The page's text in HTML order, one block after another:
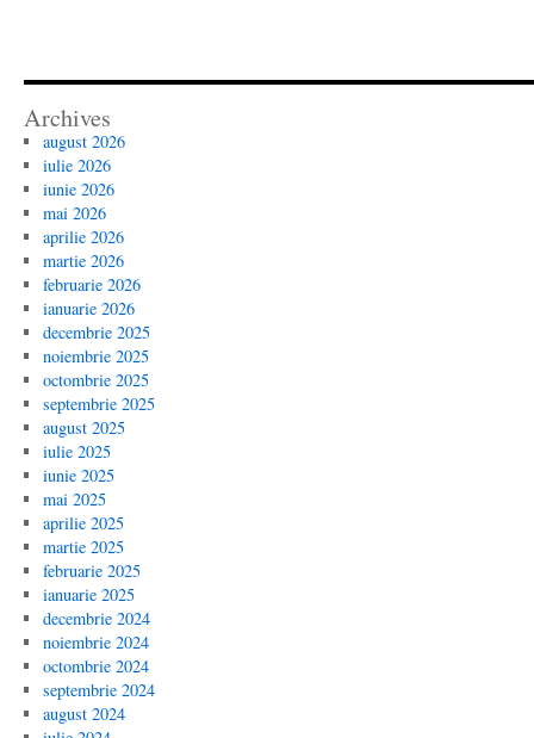
Archives
august 2026
iulie 2026
iunie 2026
mai 2026
aprilie 2026
martie 2026
februarie 2026
ianuarie 2026
decembrie 2025
noiembrie 2025
octombrie 2025
septembrie 2025
august 2025
iulie 2025
iunie 2025
mai 2025
aprilie 2025
martie 2025
februarie 2025
ianuarie 2025
decembrie 2024
noiembrie 2024
octombrie 2024
septembrie 2024
august 2024